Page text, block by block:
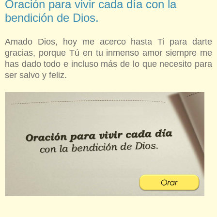
Oración para vivir cada día con la
bendición de Dios.
Amado Dios, hoy me acerco hasta Ti para darte
gracias, porque Tú en tu inmenso amor siempre me
has dado todo e incluso más de lo que necesito para
ser salvo y feliz.